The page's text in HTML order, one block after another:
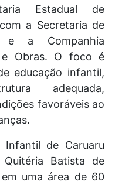
Estadual de
a Secretaria de
e a Companhia
e Obras. O foco é
educação infantil,
adequada,
favoráveis ao
de Caruaru
Batista de
uma área de 60